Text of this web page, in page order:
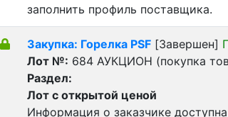
заполнить профиль поставщика.
Закупка: Горелка PSF [Завершен]
Лот №: 684 АУКЦИОН (покупка
Раздел:
Лот с открытой ценой
Информация о заказчике